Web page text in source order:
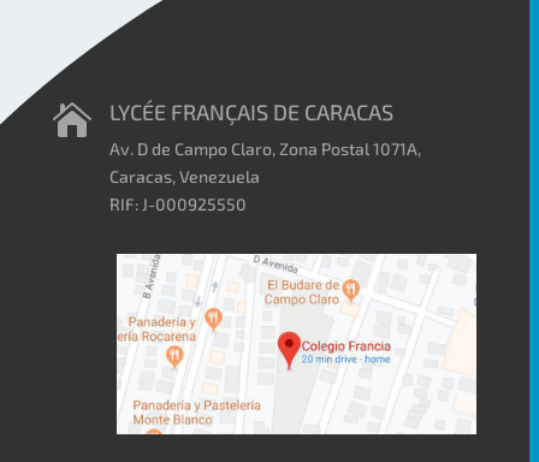
 LYCÉE FRANÇAIS DE CARACAS
Av. D de Campo Claro, Zona Postal 1071A,
Caracas, Venezuela
RIF: J-000925550